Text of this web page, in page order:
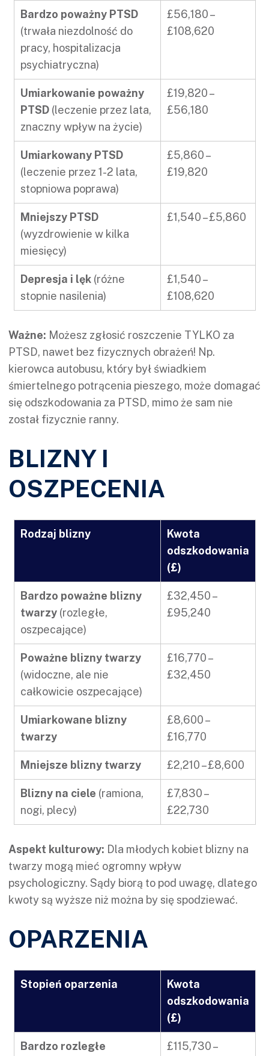
Bardzo poważny PTSD
(trwała niezdolność do
pracy, hospitalizacja
psychiatryczna)
£56,180 –
£108,620
Umiarkowanie poważny
PTSD(leczenie przez lata,
znaczny wpływ na życie)
£19,820 –
£56,180
Umiarkowany PTSD
(leczenie przez 1-2 lata,
stopniowa poprawa)
£5,860 –
£19,820
Mniejszy PTSD
(wyzdrowienie w kilka
miesięcy)
£1,540 – £5,860
Depresja i lęk(różne
stopnie nasilenia)
£1,540 –
£108,620
Ważne: Możesz zgłosić roszczenie TYLKO za
PTSD, nawet bez fizycznych obrażeń! Np.
kierowca autobusu, który był świadkiem
śmiertelnego potrącenia pieszego, może domagać
się odszkodowania za PTSD, mimo że sam nie
został fizycznie ranny.
BLIZNY I
OSZPECENIA
Rodzaj blizny
Kwota
odszkodowania
(£)
Bardzo poważne blizny
twarzy(rozległe,
oszpecające)
£32,450 –
£95,240
Poważne blizny twarzy
(widoczne, ale nie
całkowicie oszpecające)
£16,770 –
£32,450
Umiarkowane blizny
twarzy
£8,600 –
£16,770
Mniejsze blizny twarzy £2,210 – £8,600
Blizny na ciele (ramiona,
nogi, plecy)
£7,830 –
£22,730
Aspekt kulturowy: Dla młodych kobiet blizny na
twarzy mogą mieć ogromny wpływ
psychologiczny. Sądy biorą to pod uwagę, dlatego
kwoty są wyższe niż można by się spodziewać.
OPARZENIA
Stopień oparzenia
Kwota
odszkodowania
(£)
Bardzo rozległe
£115,730 –